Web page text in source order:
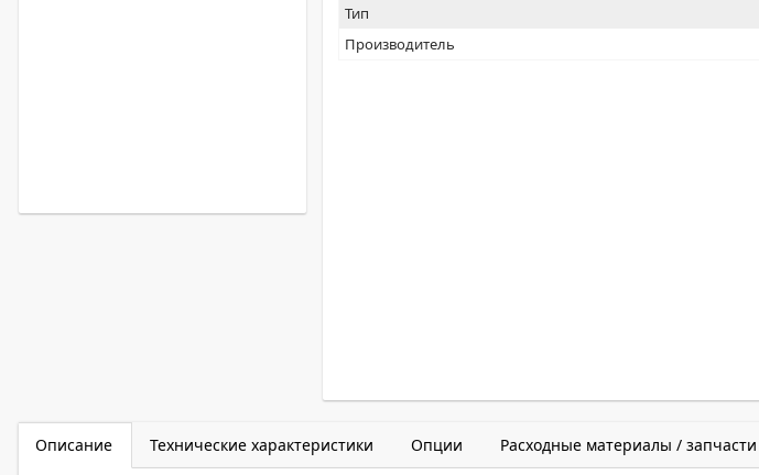
Тип
Производитель
Описание Технические характеристики Опции Расходные материалы / запчасти